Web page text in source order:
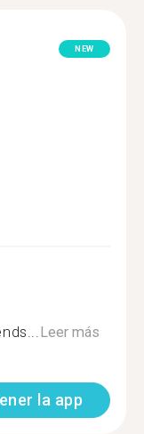
NEW
Leer más
la app